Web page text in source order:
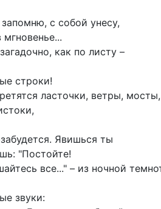
с собой унесу,
мгновенье...
как по листу –
строки!
ласточки, ветры, мосты,
Явишься ты
"Постойте!
все..." – из ночной
звуки: